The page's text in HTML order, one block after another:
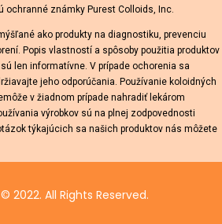
ochranné známky Purest Colloids, Inc.
ako produkty na diagnostiku, prevenciu
Popis vlastností a spôsoby použitia produktov
len informatívne. V prípade ochorenia sa
jeho odporúčania. Používanie koloidných
v žiadnom prípade nahradiť lekárom
výrobkov sú na plnej zodpovednosti
týkajúcich sa našich produktov nás môžete
2022. All Rights Reserved.